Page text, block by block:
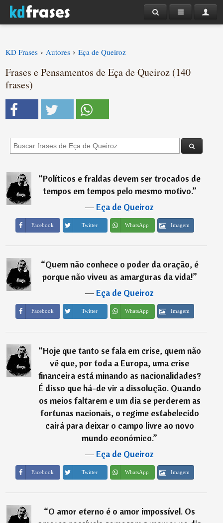
KD Frases › Autores › Eça de Queiroz
Frases e Pensamentos de Eça de Queiroz (140
frases)
“Políticos e fraldas devem ser trocados de
tempos em tempos pelo mesmo motivo.”
―Eça de Queiroz
Facebook Twitter WhatsApp Imagem
“Quem não conhece o poder da oração, é
porque não viveu as amarguras da vida!”
―Eça de Queiroz
Facebook Twitter WhatsApp Imagem
“Hoje que tanto se fala em crise, quem não
vê que, por toda a Europa, uma crise
financeira está minando as nacionalidades?
É disso que há-de vir a dissolução. Quando
os meios faltarem e um dia se perderem as
fortunas nacionais, o regime estabelecido
cairá para deixar o campo livre ao novo
mundo económico.”
―Eça de Queiroz
Facebook Twitter WhatsApp Imagem
“O amor eterno é o amor impossível. Os